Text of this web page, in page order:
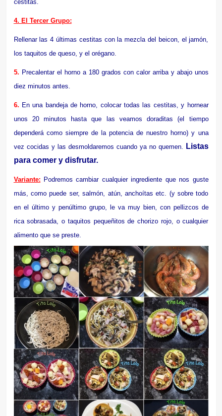
cestitas.
4. El Tercer Grupo:
Rellenar las 4 últimas cestitas con la mezcla del beicon, el jamón,
los taquitos de queso, y el orégano.
5. Precalentar el horno a 180 grados con calor arriba y abajo unos
diez minutos antes.
6. En una bandeja de horno, colocar todas las cestitas, y hornear
unos 20 minutos hasta que las veamos doraditas (el tiempo
dependerá como siempre de la potencia de nuestro horno) y una
vez cocidas y las desmoldaremos cuando ya no quemen.
Listas
para comer y disfrutar.
Variante: Podremos cambiar cualquier ingrediente que nos guste
más, como puede ser, salmón, atún, anchoítas etc. (y sobre todo
en el último y penúltimo grupo, le va muy bien, con pellizcos de
rica sobrasada, o taquitos pequeñitos de chorizo rojo, o cualquier
alimento que se preste.